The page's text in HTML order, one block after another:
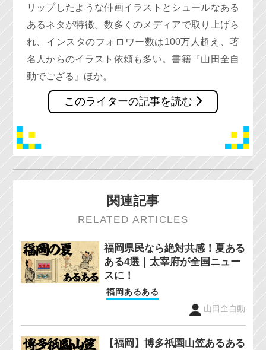
リップしたような俳画イラストとシュールなある
あるネタが特徴。数多くのメディアで取り上げら
れ、インスタのフォロワー数は100万人超え、著
名人からのイラスト依頼も多い。書籍『山田全自
動でござる』ほか。
このライターの記事を読む
関連記事
RELATED ARTICLES
福岡県民なら絶対共感！夏ある
ある4選｜太宰府が全国ニュー
スに！
福岡あるある
山田全自動
【福岡】博多祇園山笠あるある